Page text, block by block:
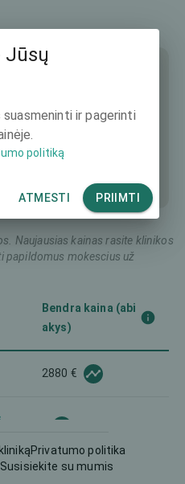
Naujausias kainas rasite klinikos
papildomus mokescius už
Bendra kaina (abi
akys)
2880 €
Privatumo politika
Susisiekite su mumis
Jūsų
ir pagerinti
politiką
ATMESTI PRIIMTI